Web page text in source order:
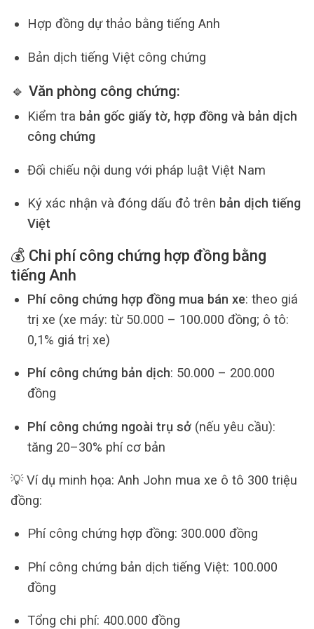
Hợp đồng dự thảo bằng tiếng Anh
Bản dịch tiếng Việt công chứng
🔹 Văn phòng công chứng:
Kiểm tra bản gốc giấy tờ, hợp đồng và bản dịch
công chứng
Đối chiếu nội dung với pháp luật Việt Nam
Ký xác nhận và đóng dấu đỏ trên bản dịch tiếng
Việt
💰 Chi phí công chứng hợp đồng bằng
tiếng Anh
Phí công chứng hợp đồng mua bán xe: theo giá
trị xe (xe máy: từ 50.000 – 100.000 đồng; ô tô:
0,1% giá trị xe)
Phí công chứng bản dịch: 50.000 – 200.000
đồng
Phí công chứng ngoài trụ sở(nếu yêu cầu):
tăng 20–30% phí cơ bản
💡 Ví dụ minh họa: Anh John mua xe ô tô 300 triệu
đồng:
Phí công chứng hợp đồng: 300.000 đồng
Phí công chứng bản dịch tiếng Việt: 100.000
đồng
Tổng chi phí: 400.000 đồng